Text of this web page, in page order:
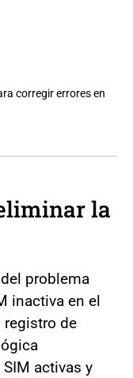
corregir errores en
la
problema
inactiva en el
registro de
activas y